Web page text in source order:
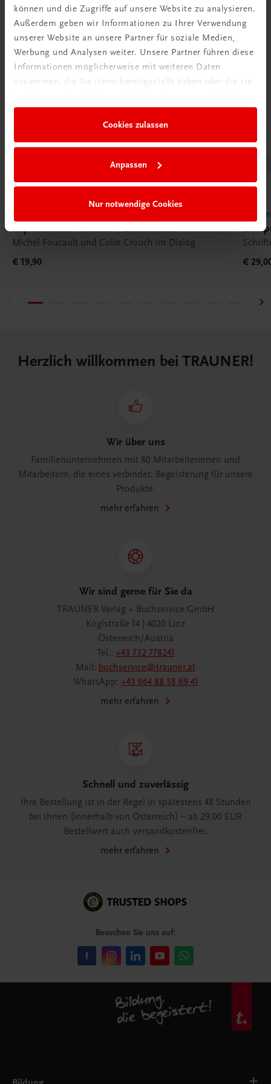
können und die Zugriffe auf unsere Website zu analysieren.
Außerdem geben wir Informationen zu Ihrer Verwendung
unserer Website an unsere Partner für soziale Medien,
Werbung und Analysen weiter. Unsere Partner führen diese
Informationen möglicherweise mit weiteren Daten
zusammen, die Sie ihnen bereitgestellt haben oder die sie
Cookies zulassen
Anpassen
Nur notwendige Cookies
Kapitalismus – Macht – Demokratie
Michel Foucault und Colin Crouch im Dialog
€ 19,90
€
Herzlich willkommen bei TRAUNER!
Wir über uns
Familienunternehmen mit 80 Mitarbeiterinnen und
Mitarbeitern, die eines verbindet: Begeisterung für unsere
Produkte.
mehr erfahren
Wir sind gerne für Sie da
TRAUNER Verlag + Buchservice GmbH
Köglstraße 14 | 4020 Linz
Österreich/Austria
Tel.: +43 732 778241
Mail: buchservice@trauner.at
WhatsApp: +43 664 88 58 69 41
mehr erfahren
Schnell und zuverlässig
Ihre Bestellung ist in der Regel in spätestens 48 Stunden
bei Ihnen (innerhalb von Österreich) – ab 29,00 EUR
Bestellwert auch versandkostenfrei.
mehr erfahren
Besuchen Sie uns auf: